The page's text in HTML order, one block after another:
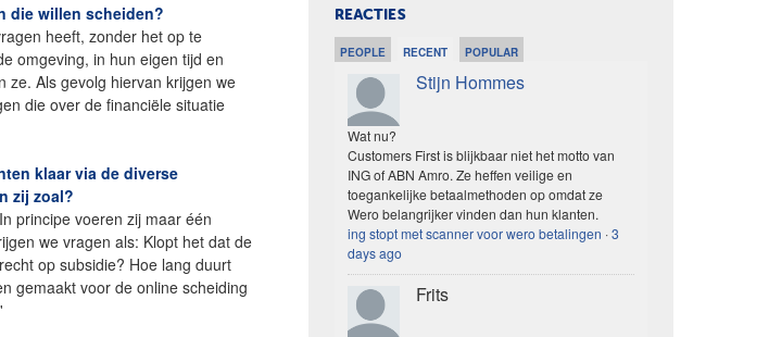
die willen scheiden?
heeft, zonder het op te
omgeving, in hun eigen tijd en
ze. Als gevolg hiervan krijgen we
die over de financiële situatie
klaar via de diverse
zij zoal?
principe voeren zij maar één
we vragen als: Klopt het dat de
op subsidie? Hoe lang duurt
gemaakt voor de online scheiding
REACTIES
PEOPLE RECENT POPULAR
Stijn Hommes
Wat nu?
Customers First is blijkbaar niet het motto van
ING of ABN Amro. Ze heffen veilige en
toegankelijke betaalmethoden op omdat ze
Wero belangrijker vinden dan hun klanten.
ing stopt met scanner voor wero betalingen ·3
days ago
Frits